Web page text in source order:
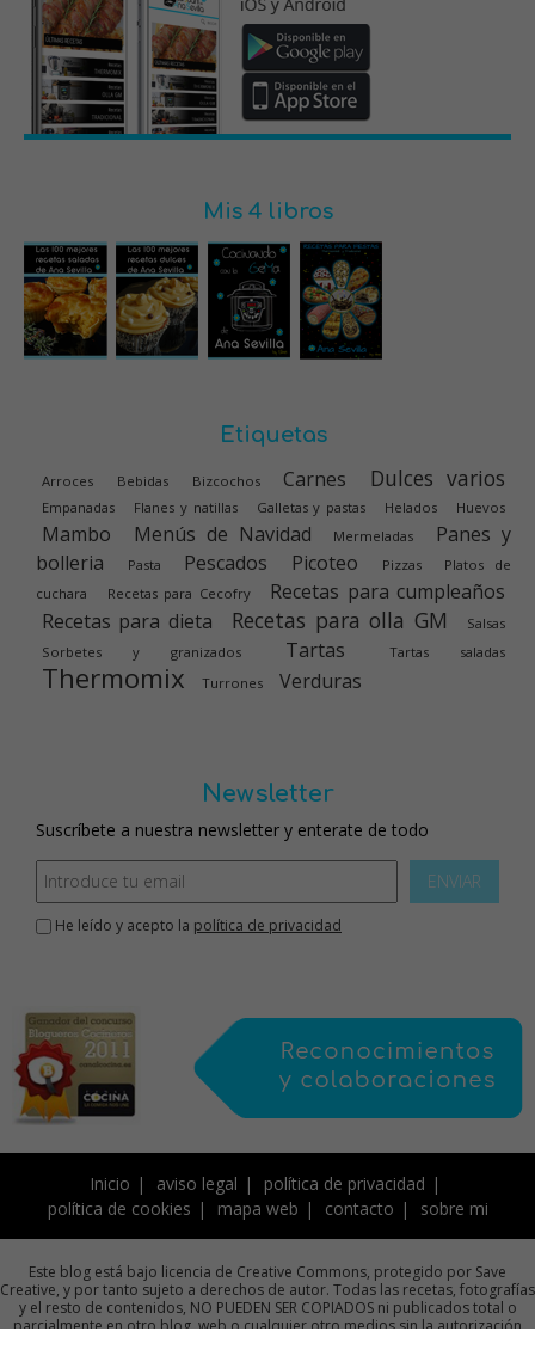
Mis 4 libros
Etiquetas
Arroces Bebidas Bizcochos Carnes Dulces varios
Empanadas Flanes y natillas Galletas y pastas Helados Huevos
Mambo Menús de Navidad Mermeladas
Panes y
bolleria
Pasta Pescados Picoteo Pizzas
Platos de
cuchara
Recetas para Cecofry
Recetas para cumpleaños
Recetas para dieta
Recetas para olla GM
Salsas
Sorbetes y granizados
Tartas Tartas saladas
Thermomix Turrones Verduras
Newsletter
Suscríbete a nuestra newsletter y enterate de todo
ENVIAR
He leído y acepto la política de privacidad
Inicio aviso legal
política de privacidad
política de cookies
mapa web contacto sobre mi
Este blog está bajo licencia de Creative Commons, protegido por Save
Creative, y por tanto sujeto a derechos de autor. Todas las recetas, fotografías
y el resto de contenidos, NO PUEDEN SER COPIADOS ni publicados total o
parcialmente en otro blog, web o cualquier otro medios sin la autorización